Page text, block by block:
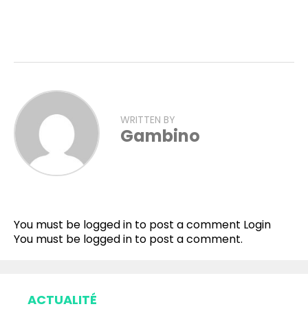
WRITTEN BY
Gambino
You must be logged in to post a comment Login
You must be logged in to post a comment.
ACTUALITÉ